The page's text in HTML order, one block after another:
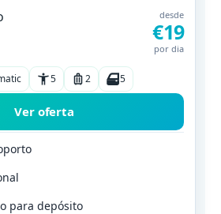
desde
€19
por dia
5 2 5
Ver oferta
para depósito